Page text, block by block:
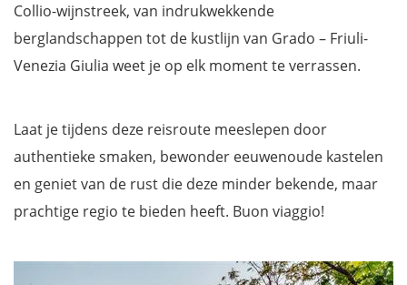
Collio-wijnstreek, van indrukwekkende
berglandschappen tot de kustlijn van Grado – Friuli-
Venezia Giulia weet je op elk moment te verrassen.
Laat je tijdens deze reisroute meeslepen door
authentieke smaken, bewonder eeuwenoude kastelen
en geniet van de rust die deze minder bekende, maar
prachtige regio te bieden heeft. Buon viaggio!